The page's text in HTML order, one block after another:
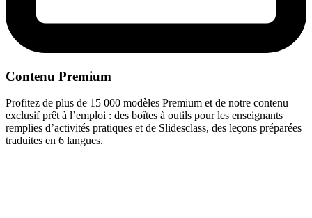
Contenu Premium
Profitez de plus de 15 000 modèles Premium et de notre contenu
exclusif prêt à l’emploi : des boîtes à outils pour les enseignants
remplies d’activités pratiques et de Slidesclass, des leçons préparées
traduites en 6 langues.